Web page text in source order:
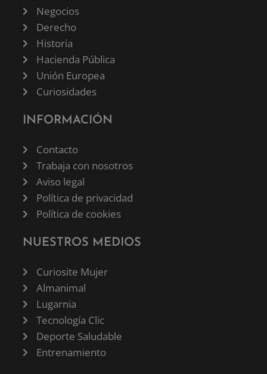
Negocios
Derecho
Historia
Hacienda Pública
Unión Europea
Curiosidades
INFORMACIÓN
Contacto
Trabaja con nosotros
Aviso legal
Política de privacidad
Política de cookies
NUESTROS MEDIOS
Curiosite Mujer
Almanimal
Lugarnia
Tecnología Clic
Deporte Saludable
Entrenamiento